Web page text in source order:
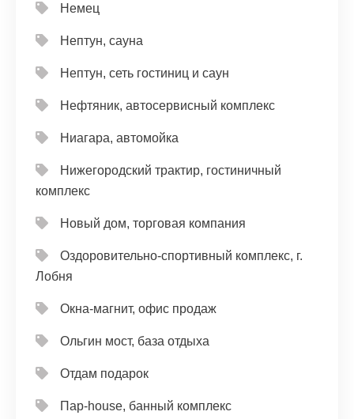
Немец
Нептун, сауна
Нептун, сеть гостиниц и саун
Нефтяник, автосервисный комплекс
Ниагара, автомойка
Нижегородский трактир, гостиничный
комплекс
Новый дом, торговая компания
Оздоровительно-спортивный комплекс, г.
Лобня
Окна-магнит, офис продаж
Ольгин мост, база отдыха
Отдам подарок
Пар-house, банный комплекс